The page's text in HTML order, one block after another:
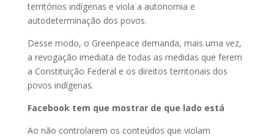
territórios indígenas e viola a autonomia e
autodeterminação dos povos.
Desse modo, o Greenpeace demanda, mais uma vez,
a revogação imediata de todas as medidas que ferem
a Constituição Federal e os direitos territoriais dos
povos indígenas.
Facebook tem que mostrar de que lado está
Ao não controlarem os conteúdos que violam